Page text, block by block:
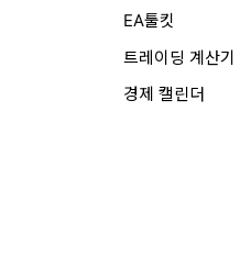
EA툴킷
트레이딩 계산기
경제 캘린더